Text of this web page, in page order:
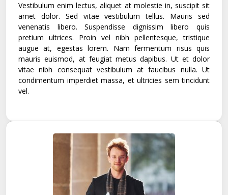
Vestibulum enim lectus, aliquet at molestie in, suscipit sit
amet dolor. Sed vitae vestibulum tellus. Mauris sed
venenatis libero. Suspendisse dignissim libero quis
pretium ultrices. Proin vel nibh pellentesque, tristique
augue at, egestas lorem. Nam fermentum risus quis
mauris euismod, at feugiat metus dapibus. Ut et dolor
vitae nibh consequat vestibulum at faucibus nulla. Ut
condimentum imperdiet massa, et ultricies sem tincidunt
vel.